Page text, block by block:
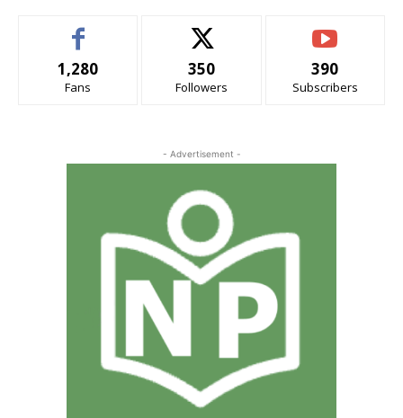
1,280
Fans
350
Followers
390
Subscribers
- Advertisement -